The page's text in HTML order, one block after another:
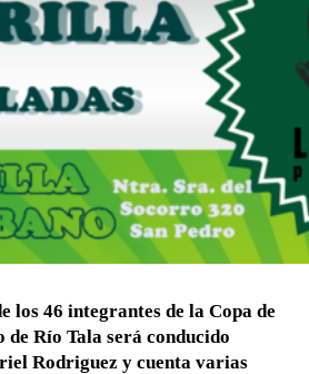
los 46 integrantes de la Copa de
de Río Tala será conducido
Rodriguez y cuenta varias